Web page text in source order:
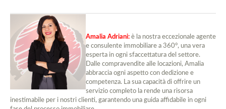
Amalia Adriani: è la nostra eccezionale agente
e consulente immobiliare a 360°, una vera
esperta in ogni sfaccettatura del settore.
Dalle compravendite alle locazioni, Amalia
abbraccia ogni aspetto con dedizione e
competenza. La sua capacità di offrire un
servizio completo la rende una risorsa
inestimabile per i nostri clienti, garantendo una guida affidabile in ogni